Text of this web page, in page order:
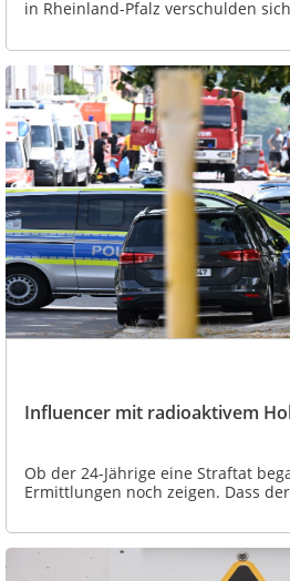
in Rheinland-Pfalz verschulden
Influencer mit radioaktivem
Ob der 24-Jährige eine Straftat
Ermittlungen noch zeigen. Dass